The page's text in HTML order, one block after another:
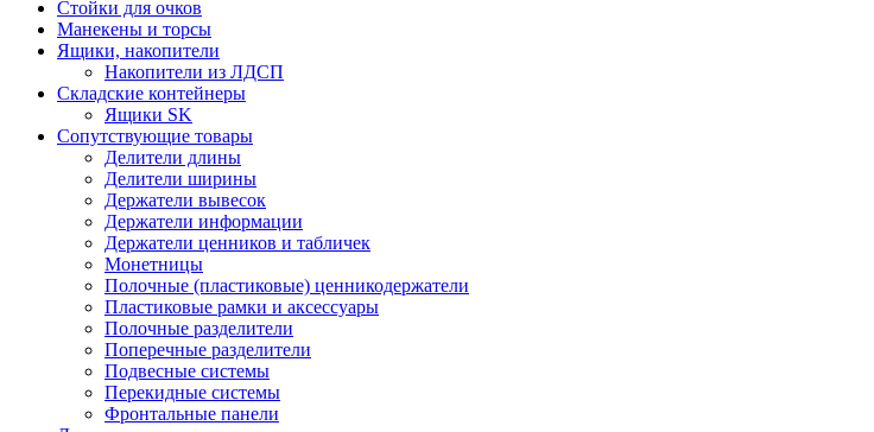
Стойки для очков
Манекены и торсы
Ящики, накопители
Накопители из ЛДСП
Складские контейнеры
Ящики SK
Сопутствующие товары
Делители длины
Делители ширины
Держатели вывесок
Держатели информации
Держатели ценников и табличек
Монетницы
Полочные (пластиковые) ценникодержатели
Пластиковые рамки и аксессуары
Полочные разделители
Поперечные разделители
Подвесные системы
Перекидные системы
Фронтальные панели